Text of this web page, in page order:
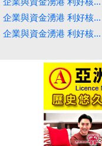
企業與資金湧港 利好核...
企業與資金湧港 利好核...